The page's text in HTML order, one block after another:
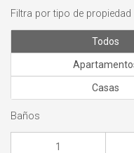
Filtra por tipo de propiedad
Todos
Casas
Baños
1